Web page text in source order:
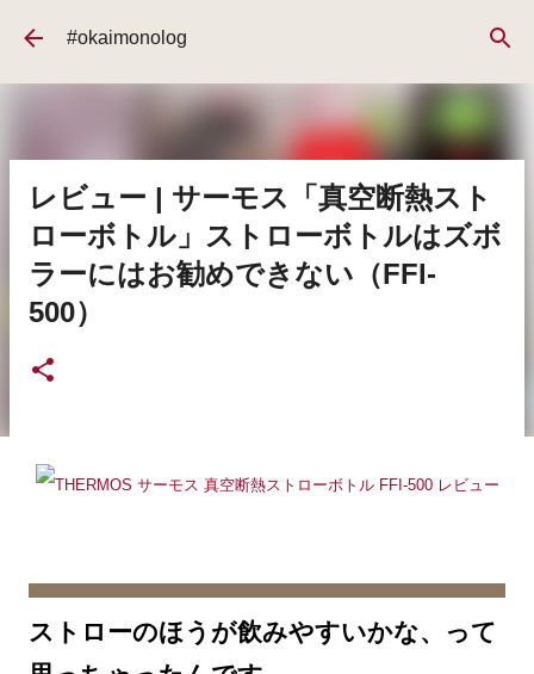
スキップしてメイン コンテンツに移動
#okaimonolog
レビュー | サーモス「真空断熱スト
ローボトル」ストローボトルはズボ
ラーにはお勧めできない（FFI-
500）
ストローのほうが飲みやすいかな、って